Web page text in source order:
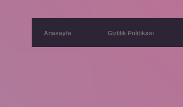
Anasayfa Gizlilik Politikası